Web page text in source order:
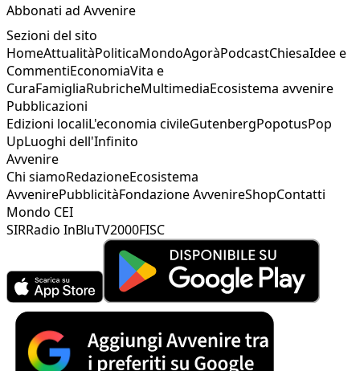
Abbonati ad Avvenire
Sezioni del sito
HomeAttualitàPoliticaMondoAgoràPodcastChiesaIdee e
CommentiEconomiaVita e
CuraFamigliaRubricheMultimediaEcosistema avvenire
Pubblicazioni
Edizioni localiL'economia civileGutenbergPopotusPop
UpLuoghi dell'Infinito
Avvenire
Chi siamoRedazioneEcosistema
AvvenirePubblicitàFondazione AvvenireShopContatti
Mondo CEI
SIRRadio InBluTV2000FISC